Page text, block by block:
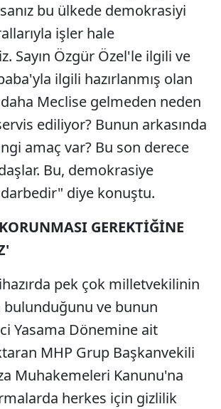
bu ülkede demokrasiyi
işler hale
Sayın Özgür Özel'le ilgili ve
ilgili hazırlanmış olan
Meclise gelmeden neden
ediliyor? Bunun arkasında
amaç var? Bu son derece
Bu, demokrasiye
diye konuştu.
GEREKTİĞİNE
pek çok milletvekilinin
ve bunun
Yasama Dönemine ait
MHP Grup Başkanvekili
Muhakemeleri Kanunu'na
herkes için gizlilik